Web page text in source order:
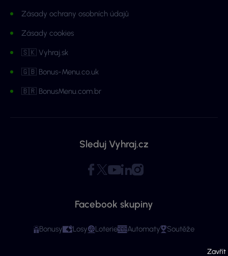
Zásady ochrany osobních údajů
Zásady cookies
🇸🇰 Vyhraj.sk
🇬🇧 Bonus-Menu.co.uk
🇧🇷 BonusMenu.com.br
Sleduj Vyhraj.cz
Facebook skupiny
Bonusy Losy Loterie Automaty Soutěže